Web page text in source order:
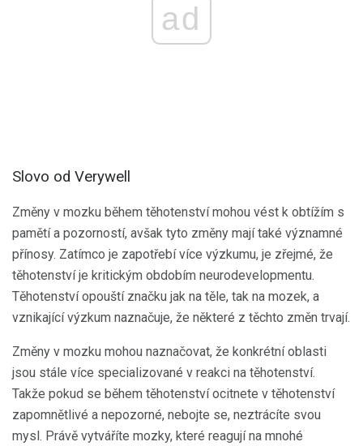
ad
Slovo od Verywell
Změny v mozku během těhotenství mohou vést k obtížím s
pamětí a pozorností, avšak tyto změny mají také významné
přínosy. Zatímco je zapotřebí více výzkumu, je zřejmé, že
těhotenství je kritickým obdobím neurodevelopmentu.
Těhotenství opouští značku jak na těle, tak na mozek, a
vznikající výzkum naznačuje, že některé z těchto změn trvají.
Změny v mozku mohou naznačovat, že konkrétní oblasti
jsou stále více specializované v reakci na těhotenství.
Takže pokud se během těhotenství ocitnete v těhotenství
zapomnětlivé a nepozorné, nebojte se, neztrácíte svou
mysl. Právě vytváříte mozky, které reagují na mnohé